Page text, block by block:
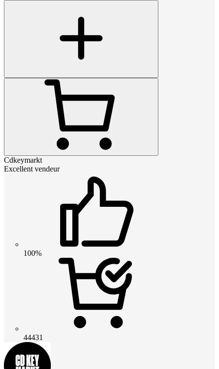
Cdkeymarkt
Excellent vendeur
100%
44431